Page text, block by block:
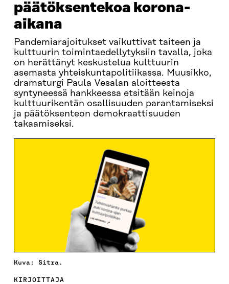
päätöksentekoa korona-
aikana
Pandemiarajoitukset vaikuttivat taiteen ja
kulttuurin toimintaedellytyksiin tavalla, joka
on herättänyt keskustelua kulttuurin
asemasta yhteiskuntapolitiikassa. Muusikko,
dramaturgi Paula Vesalan aloitteesta
syntyneessä hankkeessa etsitään keinoja
kulttuurikentän osallisuuden parantamiseksi
ja päätöksenteon demokraattisuuden
takaamiseksi.
Kuva: Sitra.
KIRJOITTAJA